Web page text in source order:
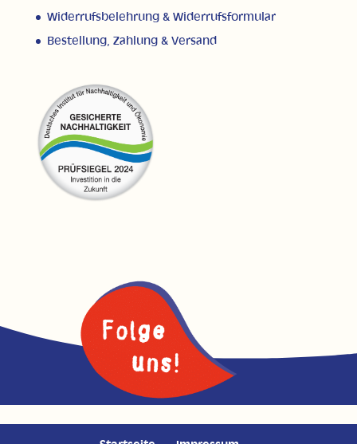
Widerrufsbelehrung & Widerrufsformular
Bestellung, Zahlung & Versand